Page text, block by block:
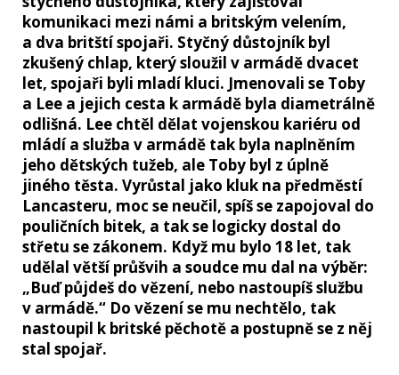
komunikaci mezi námi a britským velením,
a dva britští spojaři. Styčný důstojník byl
zkušený chlap, který sloužil v armádě dvacet
let, spojaři byli mladí kluci. Jmenovali se Toby
a Lee a jejich cesta k armádě byla diametrálně
odlišná. Lee chtěl dělat vojenskou kariéru od
mládí a služba v armádě tak byla naplněním
jeho dětských tužeb, ale Toby byl z úplně
jiného těsta. Vyrůstal jako kluk na předměstí
Lancasteru, moc se neučil, spíš se zapojoval do
pouličních bitek, a tak se logicky dostal do
střetu se zákonem. Když mu bylo 18 let, tak
udělal větší průšvih a soudce mu dal na výběr:
„Buď půjdeš do vězení, nebo nastoupíš službu
v armádě.“ Do vězení se mu nechtělo, tak
nastoupil k britské pěchotě a postupně se z něj
stal spojař.